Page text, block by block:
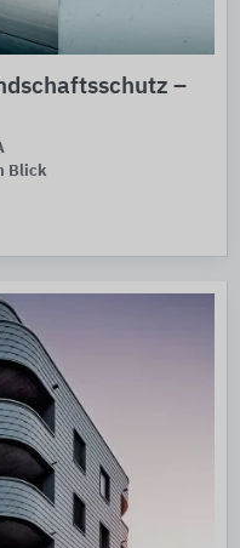
–
Blick